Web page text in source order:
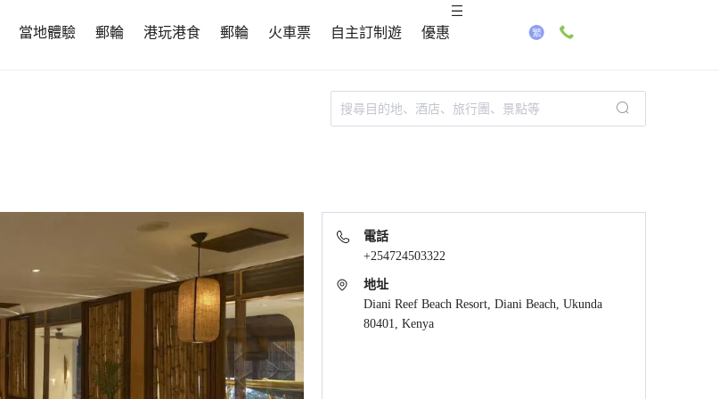
當地體驗 郵輪 港玩港食 郵輪 火車票 自主訂制遊 優惠
電話
+254724503322
地址
Diani Reef Beach Resort, Diani Beach, Ukunda
80401, Kenya